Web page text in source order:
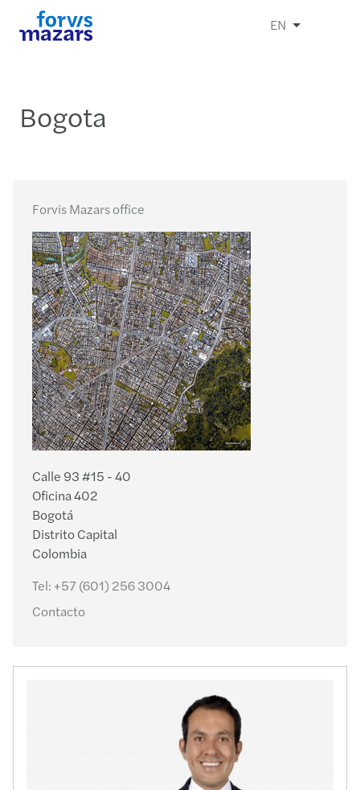
EN
Bogota
Forvis Mazars office
Calle 93 #15 - 40
Oficina 402
Bogotá
Distrito Capital
Colombia
Tel: +57 (601) 256 3004
Contacto